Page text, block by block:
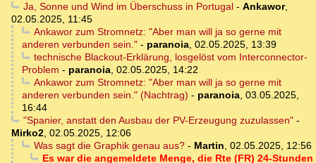
Ja, Sonne und Wind im Überschuss in Portugal- Ankawor,
02.05.2025, 11:45
Ankawor zum Stromnetz: "Aber man will ja so gerne mit
anderen verbunden sein." - paranoia, 02.05.2025, 13:39
technische Blackout-Erklärung, losgelöst vom Interconnector-
Problem - paranoia, 02.05.2025, 14:22
Ankawor zum Stromnetz: "Aber man will ja so gerne mit
anderen verbunden sein." (Nachtrag) - paranoia, 03.05.2025,
16:44
"Spanier, anstatt den Ausbau der PV-Erzeugung zuzulassen"-
Mirko2, 02.05.2025, 12:06
Was sagt die Graphik genau aus?- Martin, 02.05.2025, 12:56
Es war die angemeldete Menge, die Rte (FR) 24-Stunden